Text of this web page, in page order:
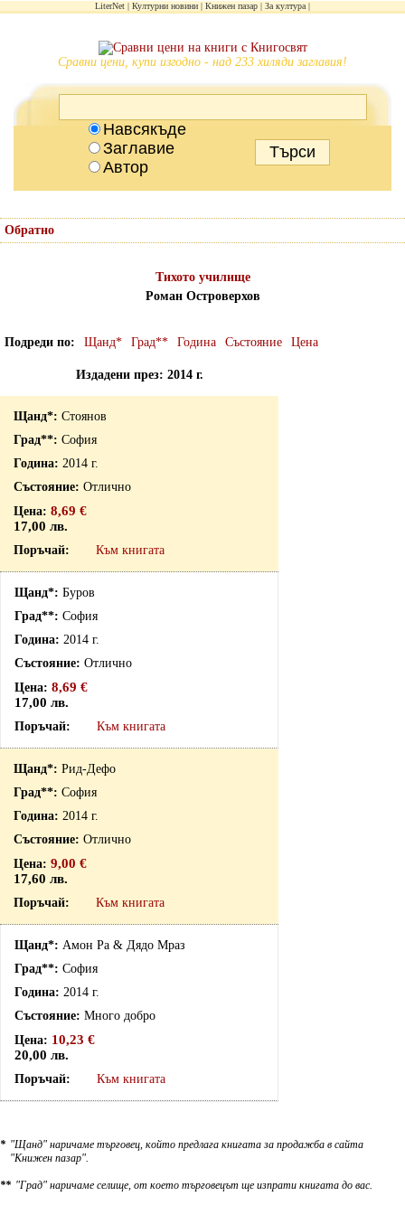
LiterNet Културни новини Книжен пазар За култура
Сравни цени, купи изгодно - над 233 хиляди заглавия!
Навсякъде
Заглавие
Автор
Обратно
Тихото училище
Роман Островерхов
Подреди по Щанд* Град** Година Състояние Цена
Издадени през: 2014 г.
Стоянов
София
2014 г.
Отлично
8,69 €
17,00 лв.
Към книгата
Буров
София
2014 г.
Отлично
8,69 €
17,00 лв.
Към книгата
Рид-Дефо
София
2014 г.
Отлично
9,00 €
17,60 лв.
Към книгата
Амон Ра & Дядо Мраз
София
2014 г.
Много добро
10,23 €
20,00 лв.
Към книгата
* "Щанд" наричаме търговец, който предлага книгата за продажба в сайта
"Книжен пазар".
** "Град" наричаме селище, от което търговецът ще изпрати книгата до вас.